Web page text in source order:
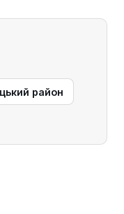
район